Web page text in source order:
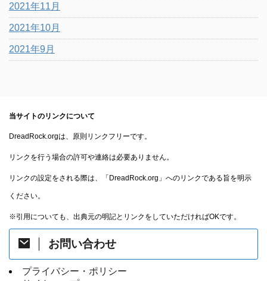
2021年11月
2021年10月
2021年9月
当サイトのリンクについて
DreadRock.orgは、原則リンクフリーです。
リンクを行う場合の許可や連絡は必要ありません。
リンクの設定をされる際は、「DreadRock.org」へのリンクである旨を明示
ください。
※引用についても、出典元の明記とリンクをしていただければOKです。
お問い合わせ
プライバシー・ポリシー